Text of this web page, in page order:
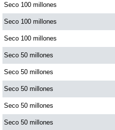
Fantástica Día
Fantástica Noche
Motilon Tarde
Motilon Noche
Seco 100 millones
Seco 100 millones
Seco 100 millones
Seco 50 millones
Seco 50 millones
Seco 50 millones
Seco 50 millones
Seco 50 millones